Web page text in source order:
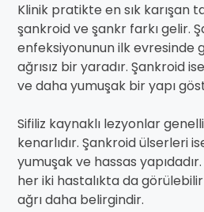
Klinik pratikte en sık karışan
şankroid ve şankr farkı gelir.
enfeksiyonunun ilk evresinde
ağrısız bir yaradır. Şankroid
ve daha yumuşak bir yapı
Sifiliz kaynaklı lezyonlar
kenarlıdır. Şankroid ülserleri
yumuşak ve hassas
her iki hastalıkta da
ağrı daha belirgindir.